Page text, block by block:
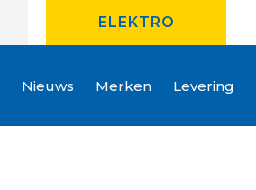
ELEKTRO
Nieuws Merken Levering